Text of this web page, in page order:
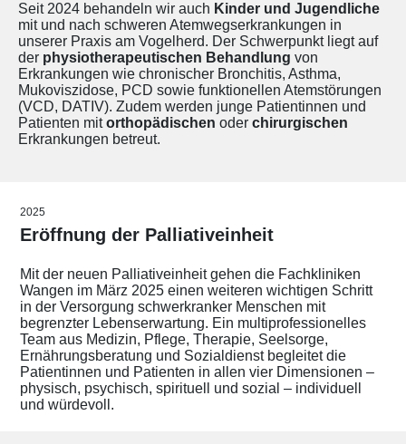
Seit 2024 behandeln wir auch Kinder und Jugendliche
mit und nach schweren Atemwegserkrankungen in
unserer Praxis am Vogelherd. Der Schwerpunkt liegt auf
der physiotherapeutischen Behandlung von
Erkrankungen wie chronischer Bronchitis, Asthma,
Mukoviszidose, PCD sowie funktionellen Atemstörungen
(VCD, DATIV). Zudem werden junge Patientinnen und
Patienten mitorthopädischen oder chirurgischen
Erkrankungen betreut.
2025
Eröffnung der Palliativeinheit
Mit der neuen Palliativeinheit gehen die Fachkliniken
Wangen im März 2025 einen weiteren wichtigen Schritt
in der Versorgung schwerkranker Menschen mit
begrenzter Lebenserwartung. Ein multiprofessionelles
Team aus Medizin, Pflege, Therapie, Seelsorge,
Ernährungsberatung und Sozialdienst begleitet die
Patientinnen und Patienten in allen vier Dimensionen –
physisch, psychisch, spirituell und sozial – individuell
und würdevoll.